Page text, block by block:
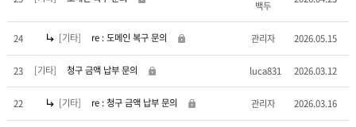
백두
24 [기타] re : 도메인 복구 문의 관리자 2026.05.15
23 [기타] 청구 금액 납부 문의 luca831 2026.03.12
22 [기타] re : 청구 금액 납부 문의 관리자 2026.03.16